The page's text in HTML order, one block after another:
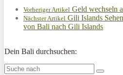
Vorheriger Artikel Geld wechseln
Nächster Artikel Gili Islands
von Bali nach Gili Islands
Dein Bali durchsuchen: